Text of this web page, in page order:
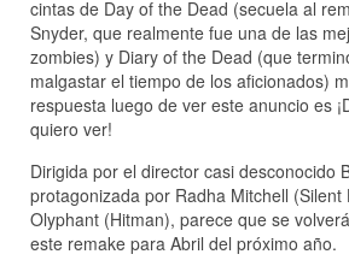
cintas de Day of the Dead (secuela al
Snyder, que realmente fue una de las
zombies) y Diary of the Dead (que
malgastar el tiempo de los aficionados)
respuesta luego de ver este anuncio es
quiero ver!
Dirigida por el director casi desconocido
protagonizada por Radha Mitchell (Silent
Olyphant (Hitman), parece que se
este remake para Abril del próximo año.